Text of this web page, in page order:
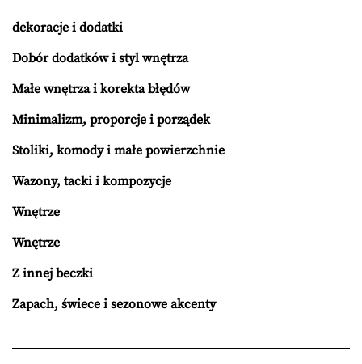
dekoracje i dodatki
Dobór dodatków i styl wnętrza
Małe wnętrza i korekta błędów
Minimalizm, proporcje i porządek
Stoliki, komody i małe powierzchnie
Wazony, tacki i kompozycje
Wnętrze
Wnętrze
Z innej beczki
Zapach, świece i sezonowe akcenty